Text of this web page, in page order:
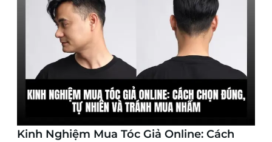
Kinh Nghiệm Mua Tóc Giả Online: Cách